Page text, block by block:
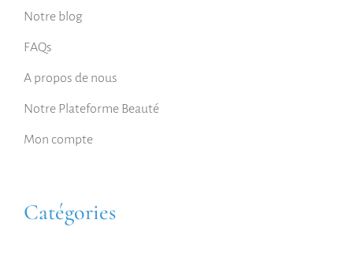
Notre blog
FAQs
A propos de nous
Notre Plateforme Beauté
Mon compte
Catégories